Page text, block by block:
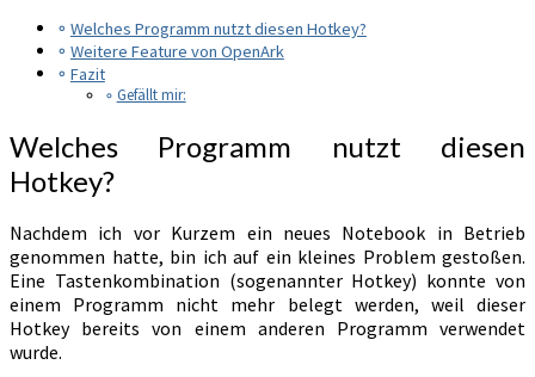
Welches Programm nutzt diesen Hotkey?
Weitere Feature von OpenArk
Fazit
Gefällt mir:
Welches Programm nutzt diesen
Hotkey?
Nachdem ich vor Kurzem ein neues Notebook in Betrieb
genommen hatte, bin ich auf ein kleines Problem gestoßen.
Eine Tastenkombination (sogenannter Hotkey) konnte von
einem Programm nicht mehr belegt werden, weil dieser
Hotkey bereits von einem anderen Programm verwendet
wurde.